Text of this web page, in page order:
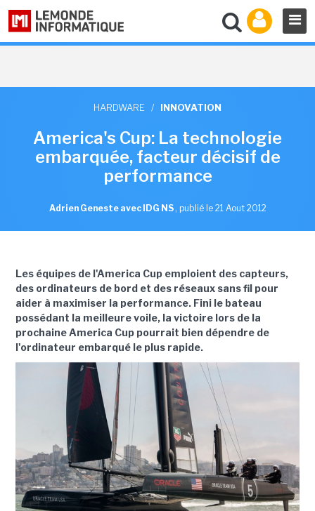
HARDWARE / INNOVATION
America's Cup: La technologie
embarquée, facteur décisif de
performance
Adrien Geneste avec IDG NS , publié le 21 Aout 2012
Les équipes de l'America Cup emploient des capteurs,
des ordinateurs de bord et des réseaux sans fil pour
aider à maximiser la performance. Fini le bateau
possédant la meilleure voile, la victoire lors de la
prochaine America Cup pourrait bien dépendre de
l'ordinateur embarqué le plus rapide.